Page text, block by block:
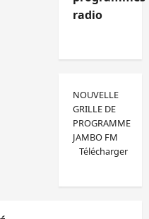
radio
NOUVELLE
GRILLE DE
PROGRAMME
JAMBO FM
Télécharger